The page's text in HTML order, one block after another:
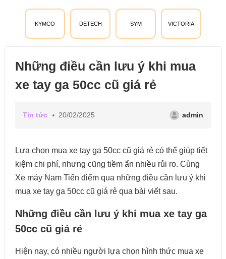
KYMCO DETECH SYM VICTORIA
Những điều cần lưu ý khi mua
xe tay ga 50cc cũ giá rẻ
Tin tức 20/02/2025 admin
Lựa chọn mua xe tay ga 50cc cũ giá rẻ có thể giúp tiết
kiệm chi phí, nhưng cũng tiềm ẩn nhiều rủi ro. Cùng
Xe máy Nam Tiến điểm qua những điều cần lưu ý khi
mua xe tay ga 50cc cũ giá rẻ qua bài viết sau.
Những điều cần lưu ý khi mua xe tay ga
50cc cũ giá rẻ
Hiện nay, có nhiều người lựa chọn hình thức mua xe